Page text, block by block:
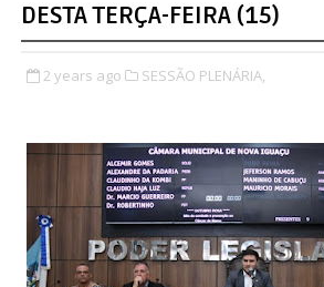
DESTA TERÇA-FEIRA (15)
2 years ago SESSÃO PLENÁRIA,